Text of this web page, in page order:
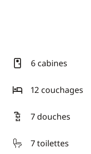
6 cabines
12 couchages
7 douches
7 toilettes